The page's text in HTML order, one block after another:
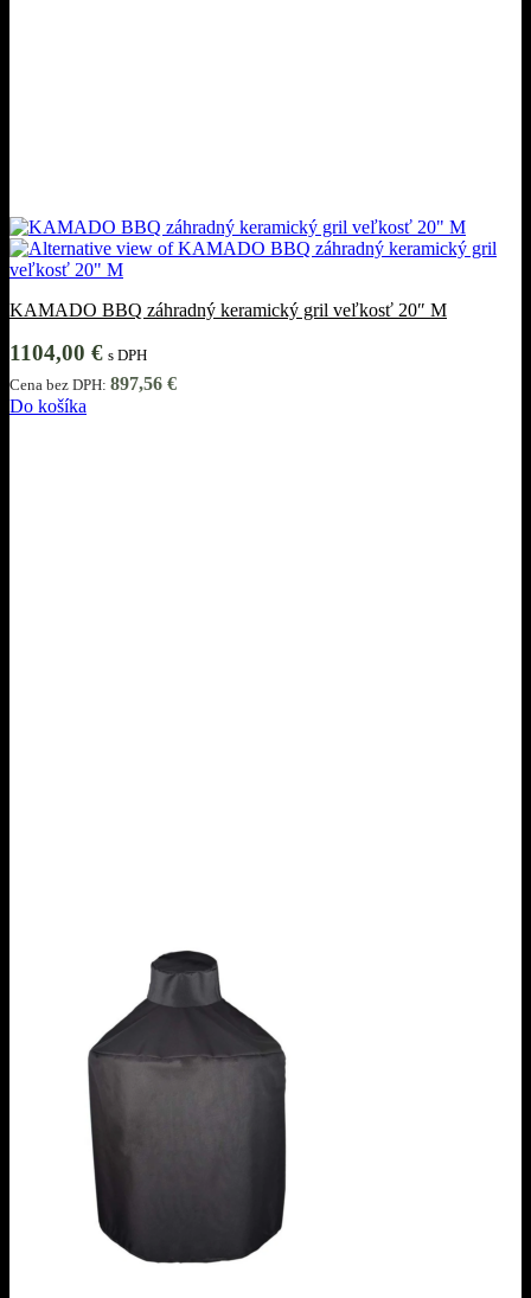
KAMADO BBQ záhradný keramický gril veľkosť 20″ M
1104,00 € s DPH
Cena bez DPH: 897,56 €
Do košíka